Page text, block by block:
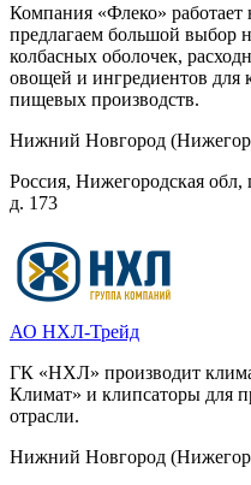
Компания «Флеко»
предлагаем большой выбор
колбасных оболочек,
овощей и ингредиентов для
пищевых производств.
Нижний Новгород
Россия, Нижегородская
д. 173
АО НХЛ-Трейд
ГК «НХЛ» производит
Климат» и клипсаторы для
отрасли.
Нижний Новгород